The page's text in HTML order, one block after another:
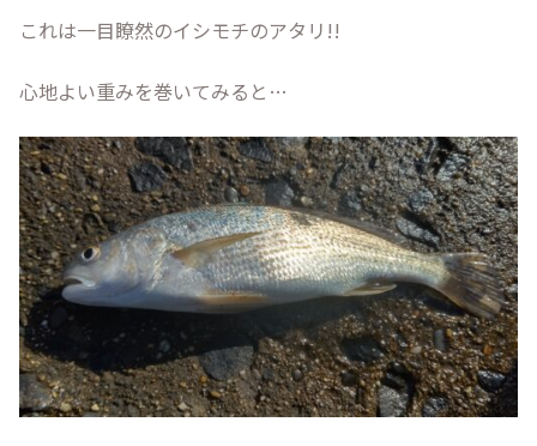
これは一目瞭然のイシモチのアタリ!!
心地よい重みを巻いてみると…